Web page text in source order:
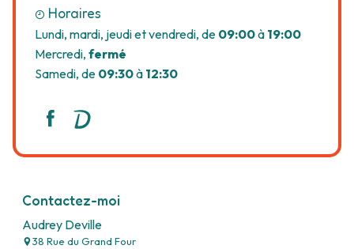
Horaires
Lundi, mardi, jeudi et vendredi, de 09:00à 19:00
Mercredi, fermé
Samedi, de 09:30à 12:30
Contactez-moi
Audrey Deville
38 Rue du Grand Four